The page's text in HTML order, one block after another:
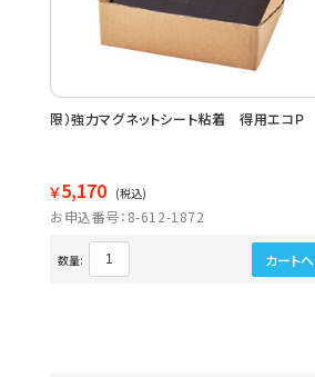
限）強力マグネットシート粘着 得用エコＰ
￥5,170 (税込)
お申込番号：8-612-1872
数量: カートへ